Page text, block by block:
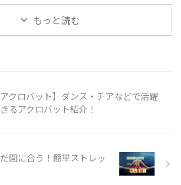
面の方向 ...
用されているのをよく目にします
...
ングのご紹
ね起きの種
競技の中
い技で、技
技に分類さ
ハンドス
もっと読む
アクロバット】ダンス・チアなどで活躍
るアクロバット紹介！
間に合う！簡単ストレッ